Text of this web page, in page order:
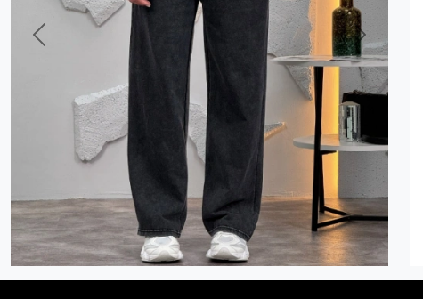
Previous Next